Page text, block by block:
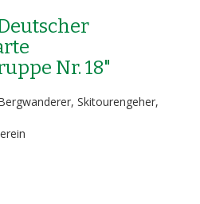
Nr. 18"
Skitourengeher,